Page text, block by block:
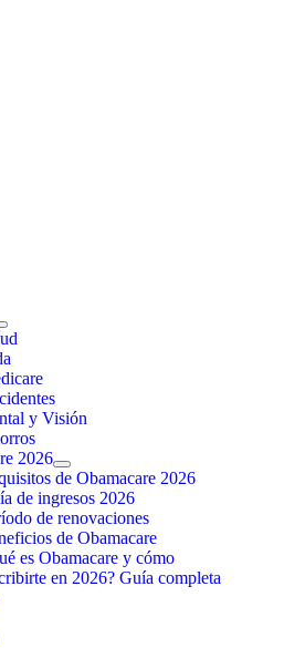
y Visión
2026
de Obamacare 2026
de ingresos 2026
de renovaciones
de Obamacare
es Obamacare y cómo
en 2026? Guía completa